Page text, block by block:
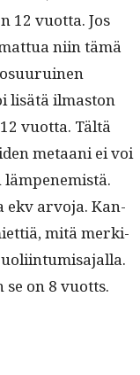
12 vuot­ta. Jos
niin tämä
lisätä ilmas­ton
vuot­ta. Tältä
metaani ei voi
ekv arvo­ja. Kan­
mitä merk­i­
on 8 vuotts.